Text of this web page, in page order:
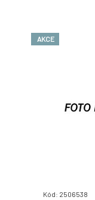
AKCE
Kód: 2506538